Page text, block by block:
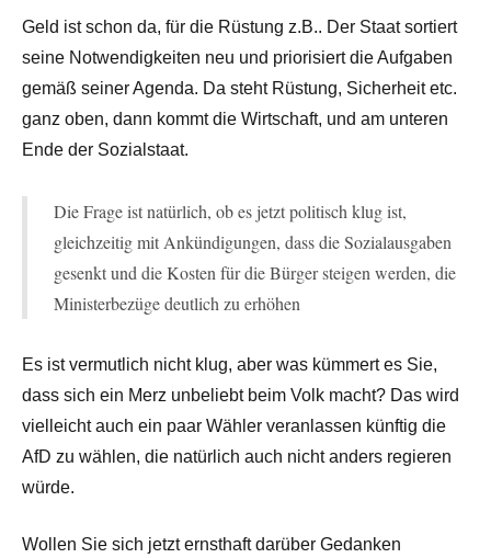
Geld ist schon da, für die Rüstung z.B.. Der Staat sortiert
seine Notwendigkeiten neu und priorisiert die Aufgaben
gemäß seiner Agenda. Da steht Rüstung, Sicherheit etc.
ganz oben, dann kommt die Wirtschaft, und am unteren
Ende der Sozialstaat.
Die Frage ist natürlich, ob es jetzt politisch klug ist,
gleichzeitig mit Ankündigungen, dass die Sozialausgaben
gesenkt und die Kosten für die Bürger steigen werden, die
Ministerbezüge deutlich zu erhöhen
Es ist vermutlich nicht klug, aber was kümmert es Sie,
dass sich ein Merz unbeliebt beim Volk macht? Das wird
vielleicht auch ein paar Wähler veranlassen künftig die
AfD zu wählen, die natürlich auch nicht anders regieren
würde.
Wollen Sie sich jetzt ernsthaft darüber Gedanken